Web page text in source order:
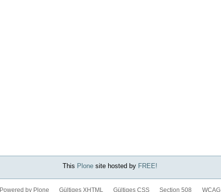
This Plonesite hosted by FREE!
Powered by Plone Gültiges XHTML Gültiges CSS Section 508 WCAG